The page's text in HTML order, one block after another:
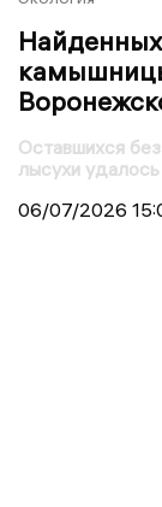
Оставшихся
лысухи
06/07/2026